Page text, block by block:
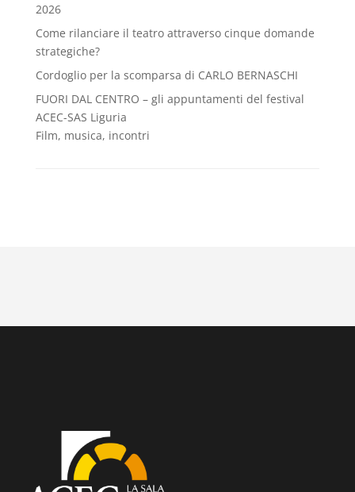
2026
Come rilanciare il teatro attraverso cinque domande
strategiche?
Cordoglio per la scomparsa di CARLO BERNASCHI
FUORI DAL CENTRO – gli appuntamenti del festival
ACEC-SAS Liguria
Film, musica, incontri